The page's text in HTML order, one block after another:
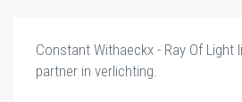
Constant Withaeckx - Ray Of Light
partner in verlichting.